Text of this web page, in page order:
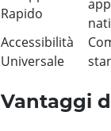
Rapido
Accessibilità
Universale
Vantaggi